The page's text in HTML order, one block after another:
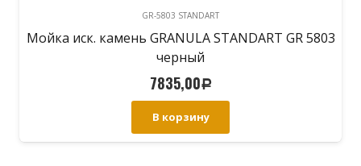
GR-5803 STANDART
Мойка иск. камень GRANULA STANDART GR 5803
черный
7835,00Р
В корзину